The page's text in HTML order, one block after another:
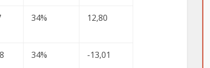
34% 12,80
34% -13,01